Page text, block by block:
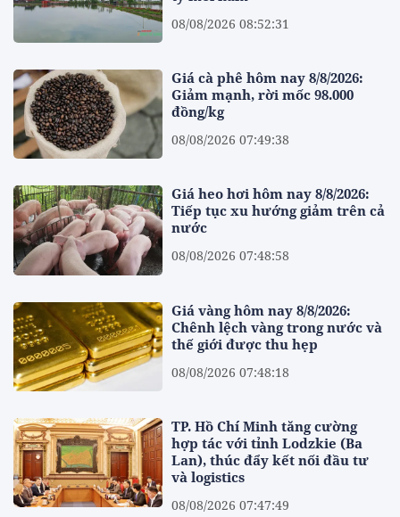
08/08/2026 08:52:31
Giá cà phê hôm nay 8/8/2026:
Giảm mạnh, rời mốc 98.000
đồng/kg
08/08/2026 07:49:38
Giá heo hơi hôm nay 8/8/2026:
Tiếp tục xu hướng giảm trên cả
nước
08/08/2026 07:48:58
Giá vàng hôm nay 8/8/2026:
Chênh lệch vàng trong nước và
thế giới được thu hẹp
08/08/2026 07:48:18
TP. Hồ Chí Minh tăng cường
hợp tác với tỉnh Lodzkie (Ba
Lan), thúc đẩy kết nối đầu tư
và logistics
08/08/2026 07:47:49